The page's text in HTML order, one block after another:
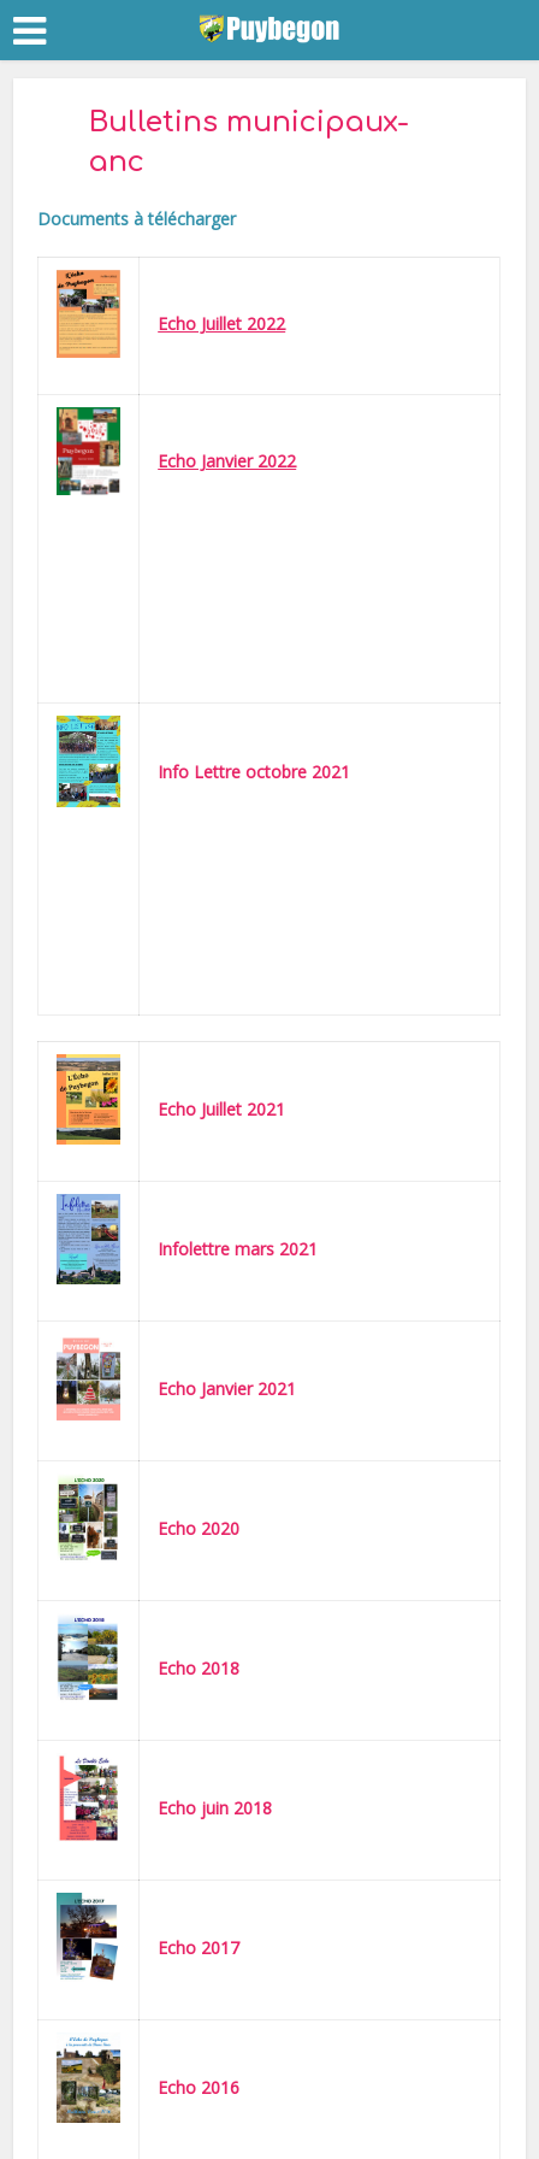
Bulletins municipaux-
anc
Documents à télécharger
Echo Juillet 2022
Echo Janvier 2022
Info Lettre octobre 2021
Echo Juillet 2021
Infolettre mars 2021
Echo Janvier 2021
Echo 2020
Echo 2018
Echo juin 2018
Echo 2017
Echo 2016